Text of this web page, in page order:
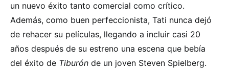
un nuevo éxito tanto comercial como crítico.
Además, como buen perfeccionista, Tati nunca dejó
de rehacer su películas, llegando a incluir casi 20
años después de su estreno una escena que bebía
del éxito de Tiburón de un joven Steven Spielberg.